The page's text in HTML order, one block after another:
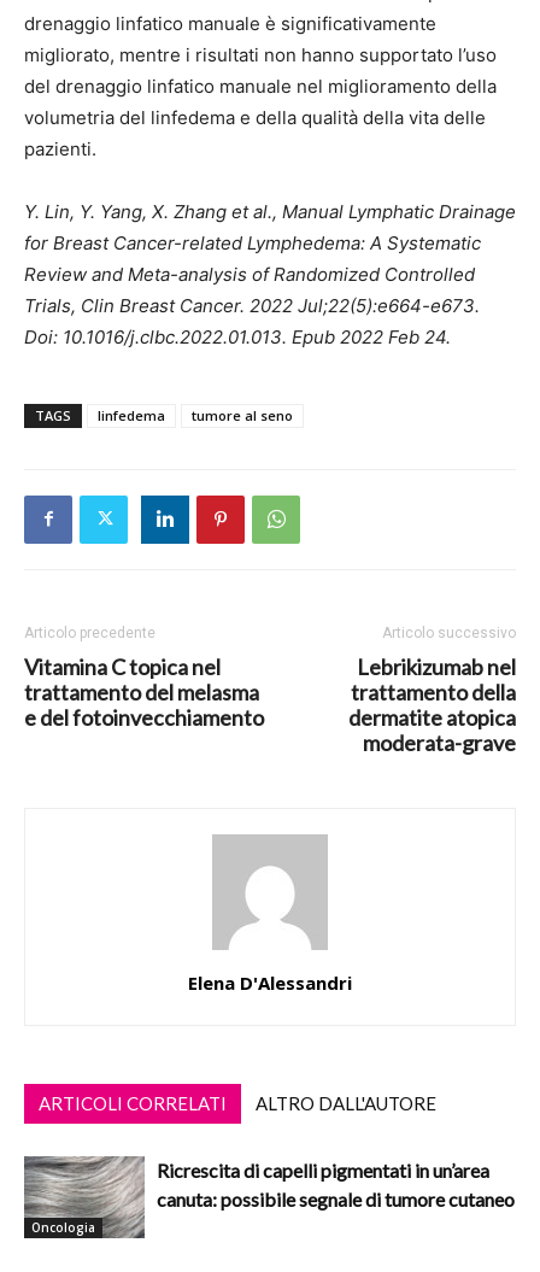
drenaggio linfatico manuale è significativamente
migliorato, mentre i risultati non hanno supportato l’uso
del drenaggio linfatico manuale nel miglioramento della
volumetria del linfedema e della qualità della vita delle
pazienti.
Y. Lin, Y. Yang, X. Zhang et al., Manual Lymphatic Drainage
for Breast Cancer-related Lymphedema: A Systematic
Review and Meta-analysis of Randomized Controlled
Trials, Clin Breast Cancer. 2022 Jul;22(5):e664-e673.
Doi: 10.1016/j.clbc.2022.01.013. Epub 2022 Feb 24.
TAGS linfedema tumore al seno
Articolo precedente
Vitamina C topica nel
trattamento del melasma
e del fotoinvecchiamento
Articolo successivo
Lebrikizumab nel
trattamento della
dermatite atopica
moderata-grave
Elena D'Alessandri
ARTICOLI CORRELATI ALTRO DALL'AUTORE
Oncologia
Ricrescita di capelli pigmentati in un’area
canuta: possibile segnale di tumore cutaneo